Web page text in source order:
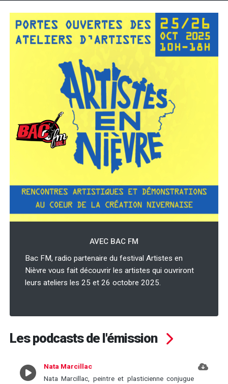
AVEC BAC FM
Bac FM, radio partenaire du festival Artistes en
Nièvre vous fait découvrir les artistes qui ouvriront
leurs ateliers les 25 et 26 octobre 2025.
Les podcasts de l'émission
Nata Marcillac
Nata Marcillac, peintre et plasticienne conjugue